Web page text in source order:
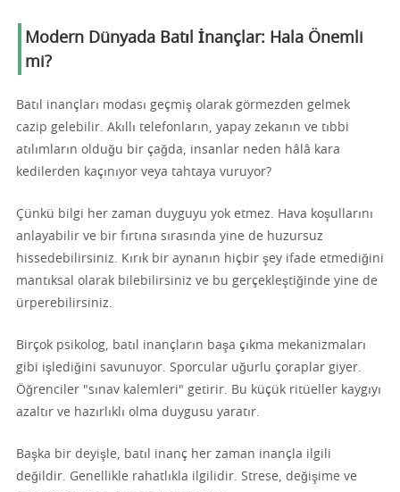
Modern Dünyada Batıl İnançlar: Hala Önemli
mi?
Batıl inançları modası geçmiş olarak görmezden gelmek
cazip gelebilir. Akıllı telefonların, yapay zekanın ve tıbbi
atılımların olduğu bir çağda, insanlar neden hâlâ kara
kedilerden kaçınıyor veya tahtaya vuruyor?
Çünkü bilgi her zaman duyguyu yok etmez. Hava koşullarını
anlayabilir ve bir fırtına sırasında yine de huzursuz
hissedebilirsiniz. Kırık bir aynanın hiçbir şey ifade etmediğini
mantıksal olarak bilebilirsiniz ve bu gerçekleştiğinde yine de
ürperebilirsiniz.
Birçok psikolog, batıl inançların başa çıkma mekanizmaları
gibi işlediğini savunuyor. Sporcular uğurlu çoraplar giyer.
Öğrenciler "sınav kalemleri" getirir. Bu küçük ritüeller kaygıyı
azaltır ve hazırlıklı olma duygusu yaratır.
Başka bir deyişle, batıl inanç her zaman inançla ilgili
değildir. Genellikle rahatlıkla ilgilidir. Strese, değişime ve